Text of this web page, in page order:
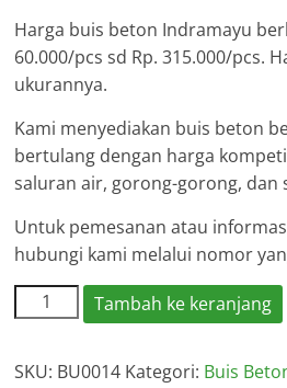
Harga buis beton Indramayu
60.000/pcs sd Rp. 315.000/pcs.
ukurannya.
Kami menyediakan buis beton
bertulang dengan harga
saluran air, gorong-gorong, dan
Untuk pemesanan atau
hubungi kami melalui nomor
Kuantitas
Harga
Beton
Tambah ke keranjang
SKU: BU0014 Kategori: Buis